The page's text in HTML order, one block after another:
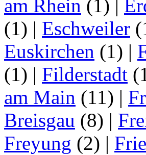
am Rhein (1) |
(1) | Eschweiler
Euskirchen (1) |
(1) | Filderstadt
am Main (11) |
Breisgau (8) |
Freyung (2) |